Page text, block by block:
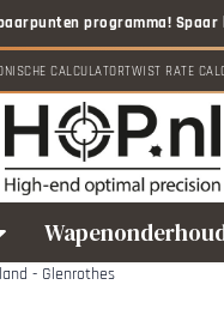
CALCULATORTWIST RATE
- Glenrothes